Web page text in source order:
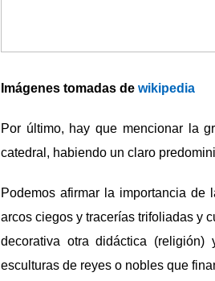
Imágenes tomadas de wikipedia
Por último, hay que mencionar la
catedral, habiendo un claro
Podemos afirmar la importancia de
arcos ciegos y tracerías trifoliadas y
decorativa otra didáctica (religión)
esculturas de reyes o nobles que